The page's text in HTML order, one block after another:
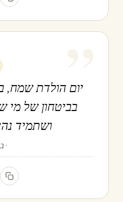
”
יום הולדת שמח,
בביטחון של מי
ושתמיד